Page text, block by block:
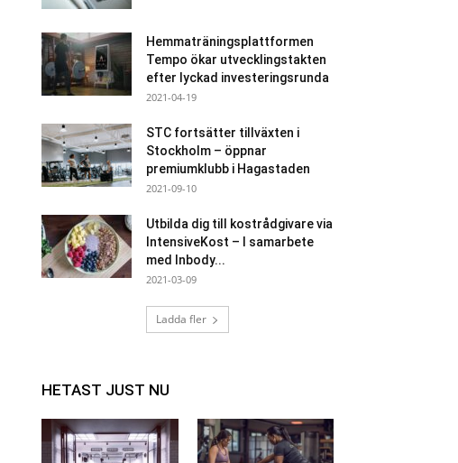
Hemmaträningsplattformen
Tempo ökar utvecklingstakten
efter lyckad investeringsrunda
2021-04-19
STC fortsätter tillväxten i
Stockholm – öppnar
premiumklubb i Hagastaden
2021-09-10
Utbilda dig till kostrådgivare via
IntensiveKost – I samarbete
med Inbody...
2021-03-09
Ladda fler
HETAST JUST NU